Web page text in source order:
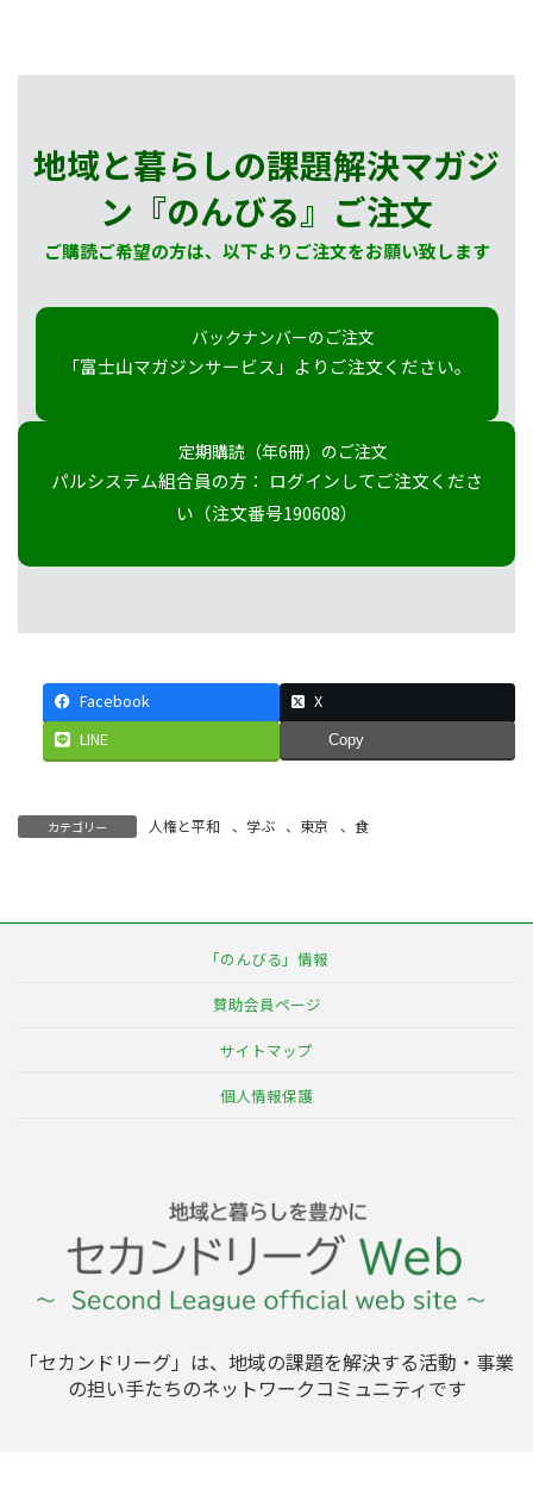
地域と暮らしの課題解決マガジ
ン『のんびる』 ご注文
ご購読ご希望の方は、以下よりご注文をお願い致します
バックナンバーのご注文
「富士山マガジンサービス」よりご注文ください。
定期購読（年6冊）のご注文
パルシステム組合員の方： ログインしてご注文くださ
い（注文番号190608）
Facebook
X
LINE
Copy
カテゴリー 人権と平和 、 学ぶ 、 東京 、 食
「のんびる」情報
賛助会員ページ
サイトマップ
個人情報保護
「セカンドリーグ」は、地域の課題を解決する活動・事業
の担い手たちのネットワークコミュニティです